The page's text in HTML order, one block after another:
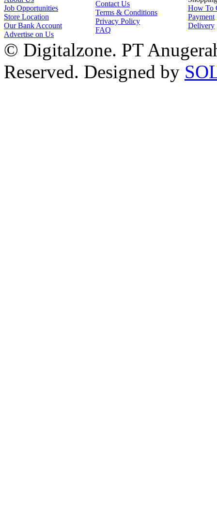
Job Opportunities
Store Location
Our Bank Account
Advertise on Us
Contact Us
Terms & Conditions
Privacy Policy
FAQ
How To
Payment
Delivery
© Digitalzone. PT
Reserved. Designed by